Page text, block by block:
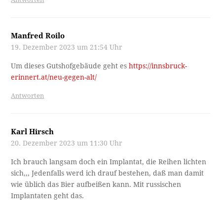
Manfred Roilo
19. Dezember 2023 um 21:54 Uhr
Um dieses Gutshofgebäude geht eshttps://innsbruck-
erinnert.at/neu-gegen-alt/
Antworten
Karl Hirsch
20. Dezember 2023 um 11:30 Uhr
Ich brauch langsam doch ein Implantat, die Reihen lichten
sich,,, Jedenfalls werd ich drauf bestehen, daß man damit
wie üblich das Bier aufbeißen kann. Mit russischen
Implantaten geht das.